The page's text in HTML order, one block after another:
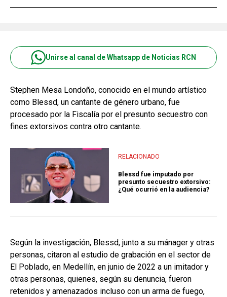
Unirse al canal de Whatsapp de Noticias RCN
Stephen Mesa Londoño, conocido en el mundo artístico
como Blessd, un cantante de género urbano, fue
procesado por la Fiscalía por el presunto secuestro con
fines extorsivos contra otro cantante.
RELACIONADO
Blessd fue imputado por
presunto secuestro extorsivo:
¿Qué ocurrió en la audiencia?
Según la investigación, Blessd, junto a su mánager y otras
personas, citaron al estudio de grabación en el sector de
El Poblado, en Medellín, en junio de 2022 a un imitador y
otras personas, quienes, según su denuncia, fueron
retenidos y amenazados incluso con un arma de fuego,